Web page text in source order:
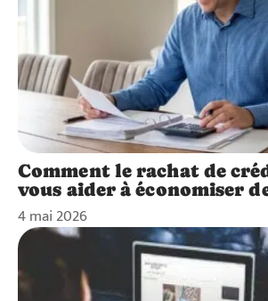
Comment le rachat de
vous aider à économiser
4 mai 2026